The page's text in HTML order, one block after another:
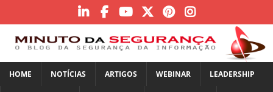
HOME NOTÍCIAS ARTIGOS WEBINAR LEADERSHIP